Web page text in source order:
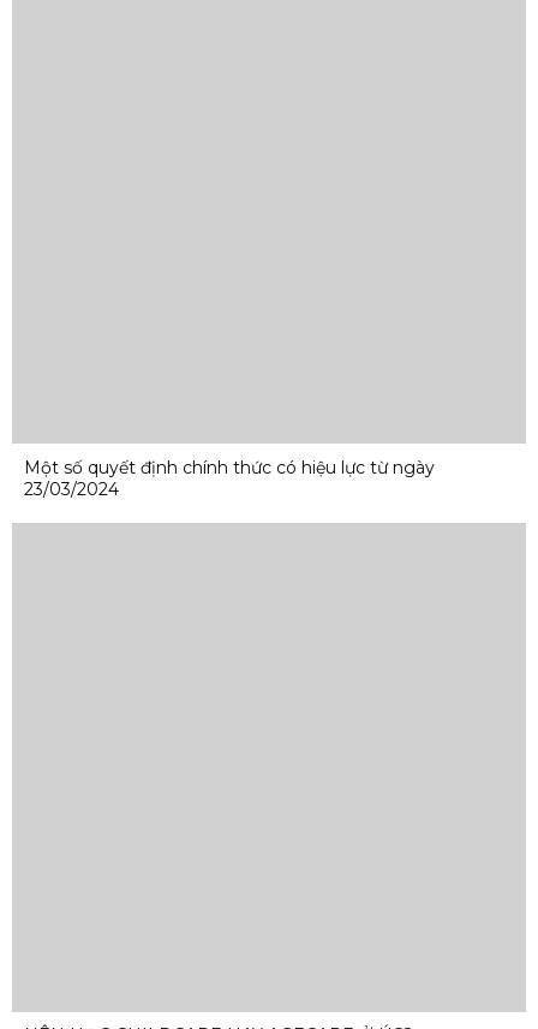
Một số quyết định chính thức có hiệu lực từ ngày
23/03/2024